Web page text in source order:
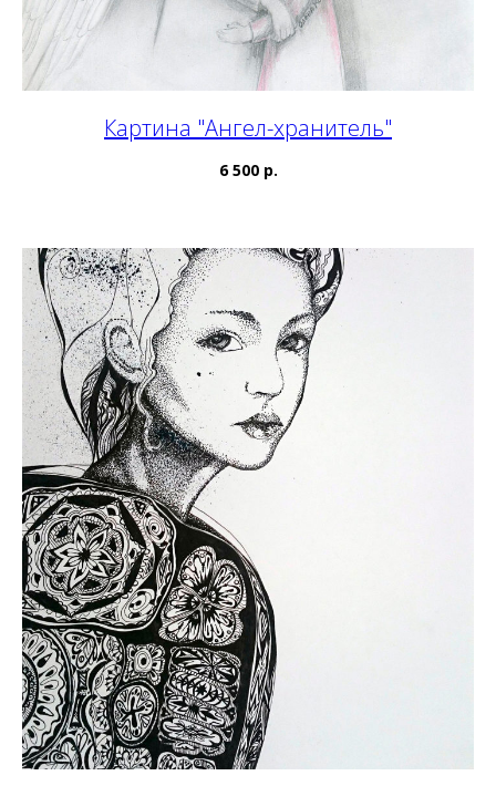
Картина "Ангел-хранитель"
6 500 р.